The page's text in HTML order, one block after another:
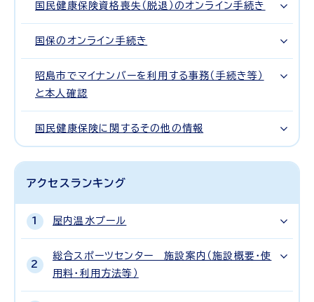
国民健康保険資格喪失（脱退）のオンライン手続き
国保のオンライン手続き
昭島市でマイナンバーを利用する事務（手続き等）
と本人確認
国民健康保険に関するその他の情報
アクセスランキング
屋内温水プール
総合スポーツセンター 施設案内（施設概要・使
用料・利用方法等）